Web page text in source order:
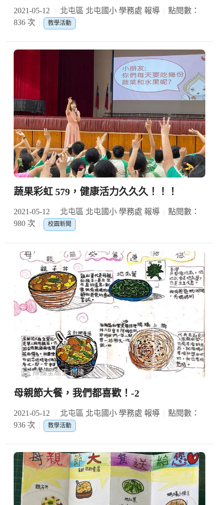
2021-05-12 北屯區 北屯國小 學務處 報導
點閱數：
836 次
教學活動
蔬果彩虹 579，健康活力久久久！！！
2021-05-12 北屯區 北屯國小 學務處 報導
點閱數：
980 次
校園新聞
母親節大餐，我們都喜歡！-2
2021-05-12 北屯區 北屯國小 學務處 報導
點閱數：
936 次
教學活動